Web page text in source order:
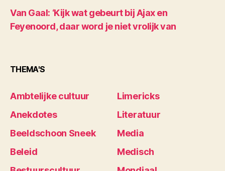
Van Gaal: ‘Kijk wat gebeurt bij Ajax en
Feyenoord, daar word je niet vrolijk van
THEMA'S
Ambtelijke cultuur
Anekdotes
Beeldschoon Sneek
Beleid
Limericks
Literatuur
Media
Medisch